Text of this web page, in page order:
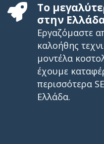
Το
στην
Εργαζόμαστε
καλοήθης
μοντέλα
έχουμε
περισσότερα
Ελλάδα.